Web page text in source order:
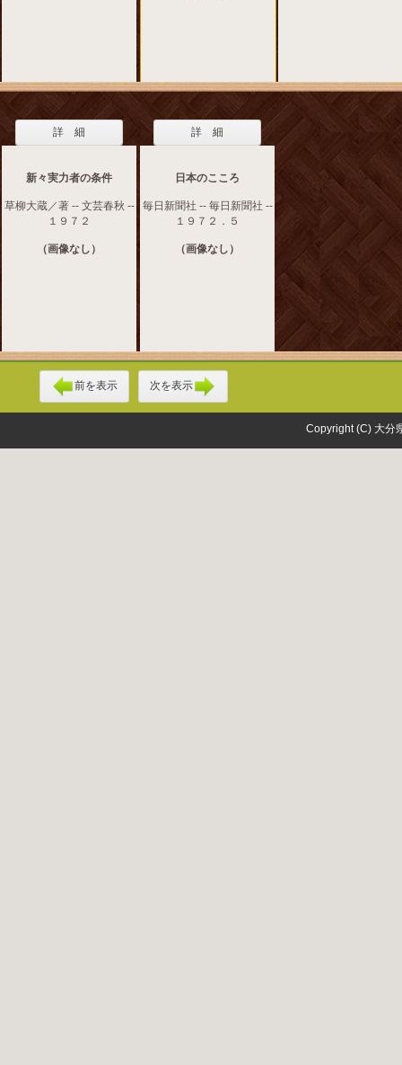
詳 細
新々実力者の条件
草柳大蔵／著 -- 文芸春秋 --
１９７２
（画像なし）
詳 細
日本のこころ
毎日新聞社 -- 毎日新聞社 --
１９７２．５
（画像なし）
前を表示 次を表示
Copyright (C) 大分